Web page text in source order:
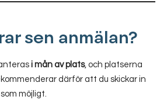
sen anmälan?
i mån av plats, och platserna
därför att du skickar in
möjligt.